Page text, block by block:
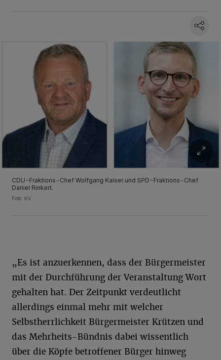
CDU-Fraktions-Chef Wolfgang Kaiser.und SPD-Fraktions-Chef
Daniel Rinkert.
Foto: KV.
„Es ist anzuerkennen, dass der Bürgermeister
mit der Durchführung der Veranstaltung Wort
gehalten hat. Der Zeitpunkt verdeutlicht
allerdings einmal mehr mit welcher
Selbstherrlichkeit Bürgermeister Krützen und
das Mehrheits-Bündnis dabei wissentlich
über die Köpfe betroffener Bürger hinweg
Wir und unsere218-Partner speichern und greifen auf personenbezogene Daten
wie Browserdaten oder eindeutige Kennungen auf Ihrem Gerät zu. Durch Auswahl